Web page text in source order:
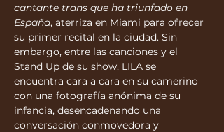
cantante trans que ha triunfado en
España, aterriza en Miami para ofrecer
su primer recital en la ciudad. Sin
embargo, entre las canciones y el
Stand Up de su show, LILA se
encuentra cara a cara en su camerino
con una fotografía anónima de su
infancia, desencadenando una
conversación conmovedora y